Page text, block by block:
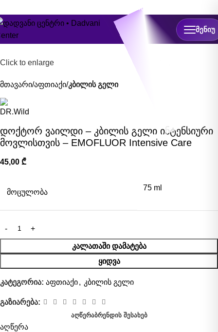
ონლაინ ჩაწერა
ᲛᲔᲜᲘᲣ
Click to enlarge
მთავარი აფთიაქი კბილის გელი
დოქტორ ვაილდი – კბილის გელი ინტენსიური
მოვლისთვის – EMOFLUOR Intensive Care
45,00 ₾
ᲛᲝᲪᲣᲚᲝᲑᲐ
75 ml
ᲙᲐᲚᲐᲗᲐᲨᲘ ᲓᲐᲛᲐᲢᲔᲑᲐ
ᲧᲘᲓᲕᲐ
კატეგორია: აფთიაქი, კბილის გელი
გაზიარება:
ᲐᲦᲬᲔᲠᲐᲑᲠᲔᲜᲓᲘᲡ ᲨᲔᲡᲐᲮᲔᲑ
აღწერა